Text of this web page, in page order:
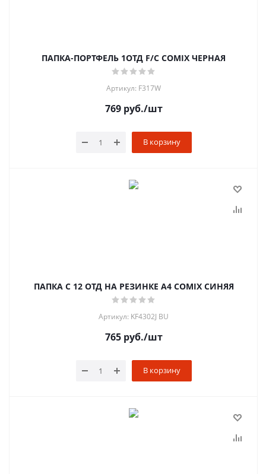
ПАПКА-ПОРТФЕЛЬ 1ОТД F/C COMIX ЧЕРНАЯ
Артикул: F317W
769руб./шт
В корзину
ПАПКА С 12 ОТД НА РЕЗИНКЕ A4 COMIX СИНЯЯ
Артикул: KF4302J BU
765руб./шт
В корзину